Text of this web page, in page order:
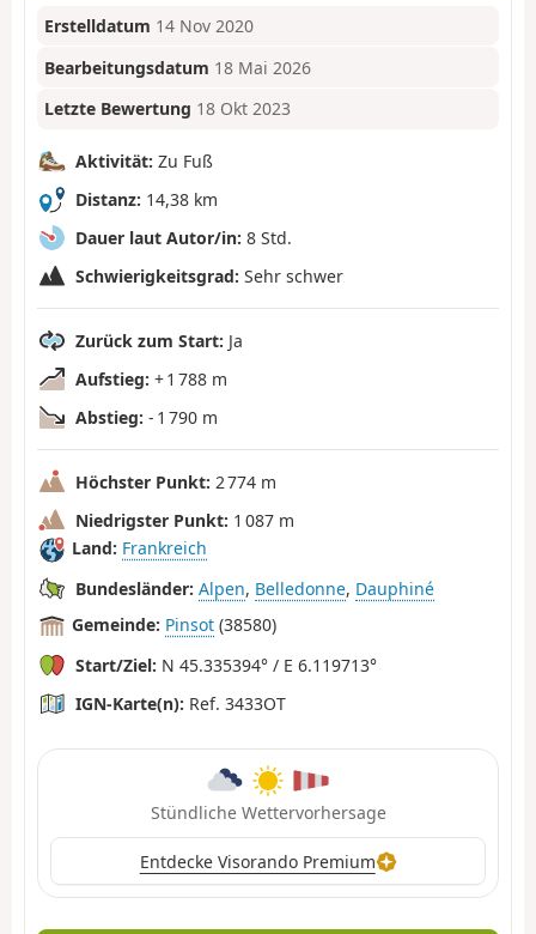
Erstelldatum 14 Nov 2020
Bearbeitungsdatum 18 Mai 2026
Letzte Bewertung 18 Okt 2023
Aktivität: Zu Fuß
Distanz: 14,38 km
Dauer laut Autor/in: 8 Std.
Schwierigkeitsgrad: Sehr schwer
Zurück zum Start: Ja
Aufstieg: + 1 788 m
Abstieg: - 1 790 m
Höchster Punkt: 2 774 m
Niedrigster Punkt: 1 087 m
Land: Frankreich
Bundesländer: Alpen, Belledonne, Dauphiné
Gemeinde: Pinsot (38580)
Start/Ziel: N 45.335394° / E 6.119713°
IGN-Karte(n): Ref. 3433OT
Stündliche Wettervorhersage
Entdecke Visorando Premium